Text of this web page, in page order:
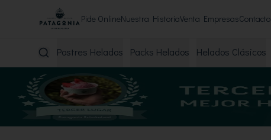
Pide OnlineNuestra HistoriaVenta EmpresasContacto
Postres Helados Packs Helados Helados Clásicos